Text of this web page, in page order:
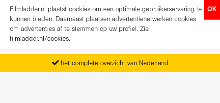
OK
Filmladder.nl plaatst cookies om een optimale gebruikerservaring te
kunnen bieden. Daarnaast plaatsen advertentienetwerken cookies
om advertenties af te stemmen op uw profiel. Zie
filmladder.nl/cookies.
het complete overzicht van Nederland
vanaf maandag het nieuwe programma
koop direct je kaartjes